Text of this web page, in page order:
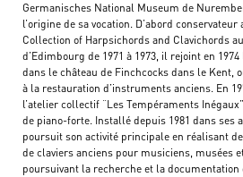
Germanisches National Museum de
l’origine de sa vocation. D’abord
Collection of Harpsichords and Clavichords
d’Edimbourg de 1971 à 1973, il rejoint en
dans le château de Finchcocks dans le Kent,
à la restauration d’instruments anciens. En
l’atelier collectif “Les Tempéraments
de piano-forte. Installé depuis 1981 dans ses
poursuit son activité principale en réalisant
de claviers anciens pour musiciens, musées
poursuivant la recherche et la